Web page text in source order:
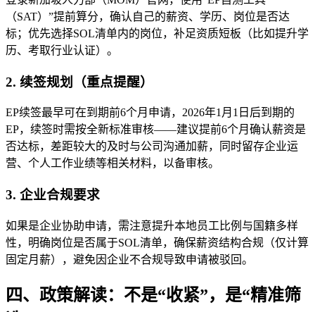
（SAT）”提前算分，确认自己的薪资、学历、岗位是否达
标；优先选择SOL清单内的岗位，补足资质短板（比如提升学
历、考取行业认证）。
2. 续签规划（重点提醒）
EP续签最早可在到期前6个月申请，2026年1月1日后到期的
EP，续签时需按全新标准审核——建议提前6个月确认薪资是
否达标，差距较大的及时与公司沟通加薪，同时留存企业运
营、个人工作业绩等相关材料，以备审核。
3. 企业合规要求
如果是企业协助申请，需注意提升本地员工比例与国籍多样
性，明确岗位是否属于SOL清单，确保薪资结构合规（仅计算
固定月薪），避免因企业不合规导致申请被驳回。
四、政策解读：不是“收紧”，是“精准筛